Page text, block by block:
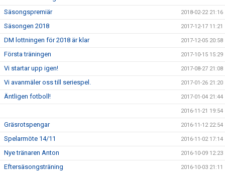
Säsongspremiär 2018-02-22 21:16
Säsongen 2018 2017-12-17 11:21
DM lottningen för 2018 är klar 2017-12-05 20:58
Första träningen 2017-10-15 15:29
Vi startar upp igen! 2017-08-27 21:08
Vi avanmäler oss till seriespel. 2017-01-26 21:20
Äntligen fotboll! 2017-01-04 21:44
2016-11-21 19:54
Gräsrotspengar 2016-11-12 22:54
Spelarmöte 14/11 2016-11-02 17:14
Nye tränaren Anton 2016-10-09 12:23
Eftersäsongsträning 2016-10-03 21:11